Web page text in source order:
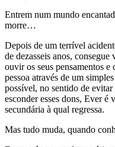
Entrem num mundo
morre…
Depois de um terrível
de dezasseis anos, consegue
ouvir os seus pensamentos
pessoa através de um
possível, no sentido de
esconder esses dons, Ever é
secundária à qual regressa.
Mas tudo muda, quando